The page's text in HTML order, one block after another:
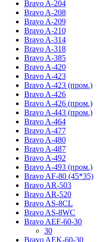
Bravo A-204
Bravo A-208
Bravo A-209
Bravo A-210
Bravo A-314
Bravo A-318
Bravo A-385
Bravo A-420
Bravo A-423
Bravo A-423 (пром.)
Bravo A-426
Bravo A-426 (пром.)
Bravo A-443 (пром.)
Bravo A-464
Bravo A-477
Bravo A-480
Bravo A-487
Bravo A-492
Bravo A-493 (пром.)
Bravo AF-80 (45*35)
Bravo AR-503
Bravo AR-520
Bravo AS-8CL
Bravo AS-8WC
Bravo AЕF-60-30
30
Bravo AЕK-60-30